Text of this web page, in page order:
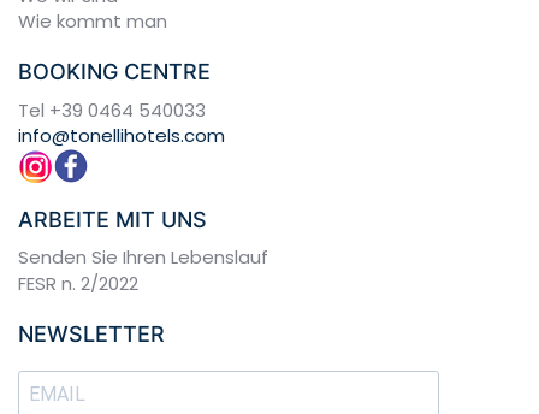
Wie kommt man
BOOKING CENTRE
Tel +39 0464 540033
info@tonellihotels.com
ARBEITE MIT UNS
Senden Sie Ihren Lebenslauf
FESR n. 2/2022
NEWSLETTER